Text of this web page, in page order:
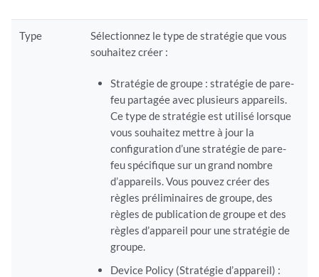
Type
Sélectionnez le type de stratégie que vous
souhaitez créer :
Stratégie de groupe : stratégie de pare-
feu partagée avec plusieurs appareils.
Ce type de stratégie est utilisé lorsque
vous souhaitez mettre à jour la
configuration d’une stratégie de pare-
feu spécifique sur un grand nombre
d’appareils. Vous pouvez créer des
règles préliminaires de groupe, des
règles de publication de groupe et des
règles d’appareil pour une stratégie de
groupe.
Device Policy (Stratégie d’appareil) :